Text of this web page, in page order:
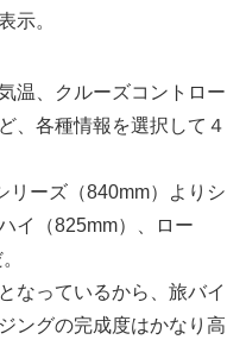
示。
温、クルーズコントロー
、各種情報を選択して４
リーズ（840mm）よりシ
イ（825mm）、ロー
なっているから、旅バイ
ングの完成度はかなり高